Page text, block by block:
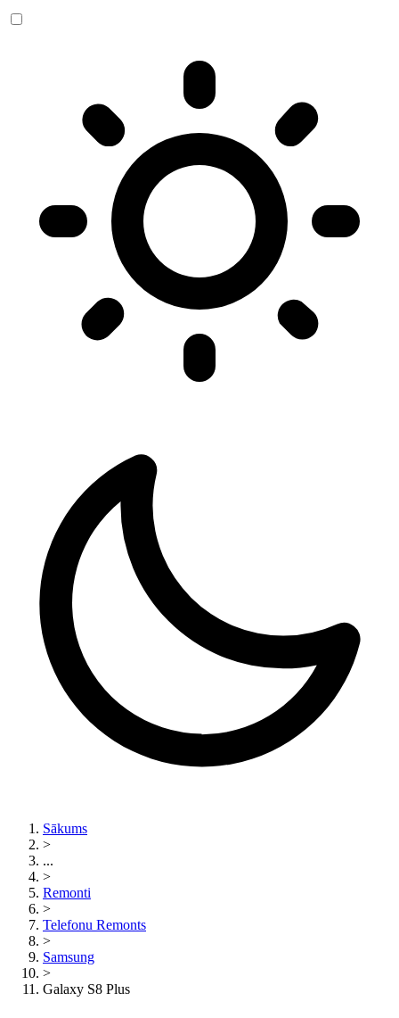
Sākums
>
...
>
Remonti
>
Telefonu Remonts
>
Samsung
>
Galaxy S8 Plus